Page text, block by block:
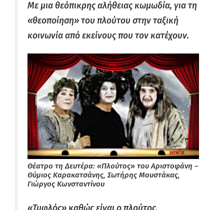
Με μια θεόπικρης αλήθειας κωμωδία, για τη
«θεοποίηση» του πλούτου στην ταξική
κοινωνία από εκείνους που τον κατέχουν.
Θέατρο τη Δευτέρα: «Πλούτος» του Αριστοφάνη –
Θύμιος Καρακατσάνης, Σωτήρης Μουστάκας,
Γιώργος Κωνσταντίνου